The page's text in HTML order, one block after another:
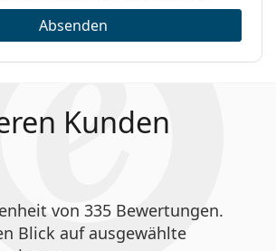
Absenden
Kunden
von 335 Bewertungen.
Blick auf ausgewählte